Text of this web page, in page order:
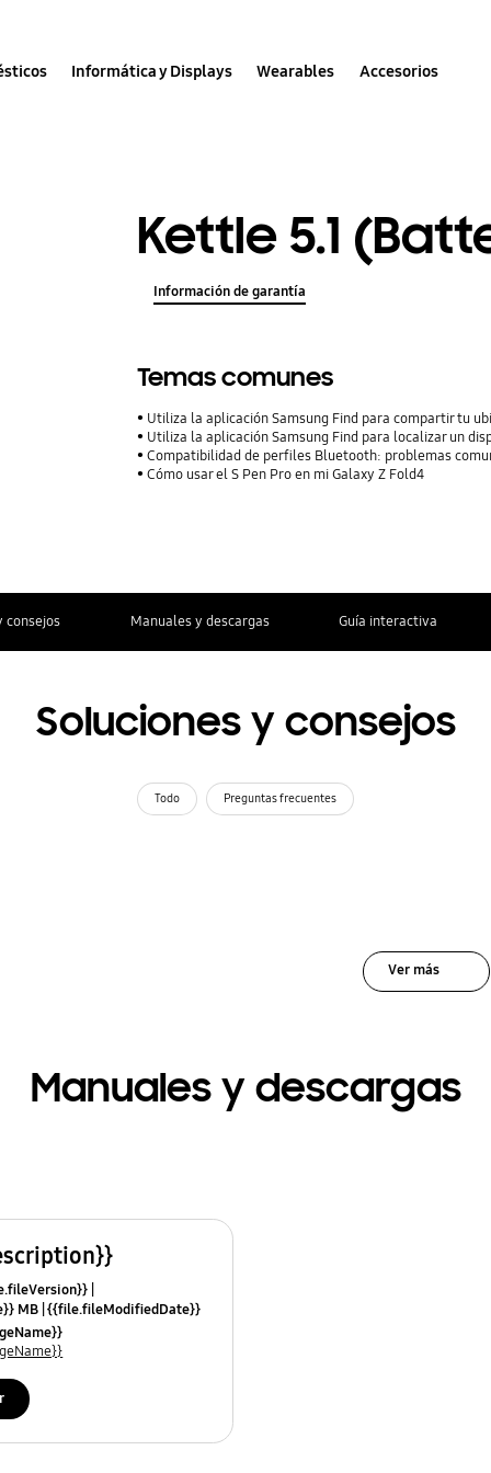
Informática y Displays Wearables Accesorios
Kettle 5.1
Información de garantía
Temas comunes
Utiliza la aplicación Samsung Find para compartir tu
Utiliza la aplicación Samsung Find para localizar un
Compatibilidad de perfiles Bluetooth: problemas
Cómo usar el S Pen Pro en mi Galaxy Z Fold4
consejos Manuales y descargas Guía interactiva
Soluciones y consejos
Todo Preguntas frecuentes
Ver más
Manuales y descargas
MB {{file.fileModifiedDate}}